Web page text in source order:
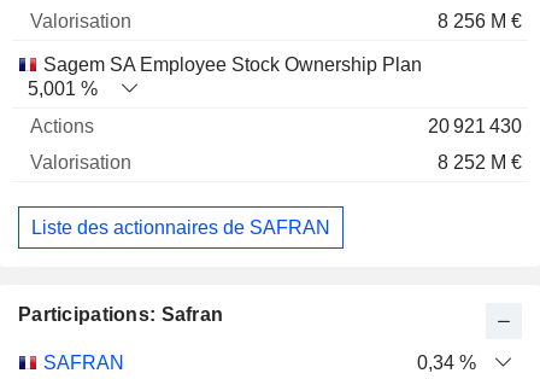
8 256 M €
Sagem SA Employee Stock Ownership Plan
5,001 %
20 921 430
8 252 M €
Liste des actionnaires de SAFRAN
Participations: Safran
Nom Actions
SAFRAN
0,34 %